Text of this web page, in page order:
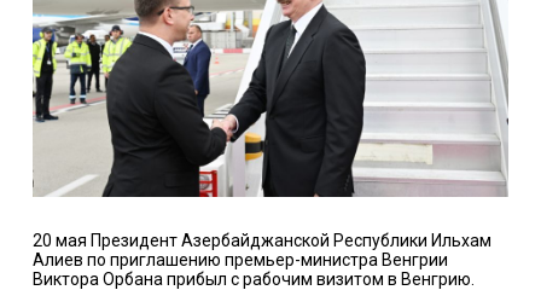
20 мая Президент Азербайджанской Республики Ильхам
Алиев по приглашению премьер-министра Венгрии
Виктора Орбана прибыл с рабочим визитом в Венгрию.